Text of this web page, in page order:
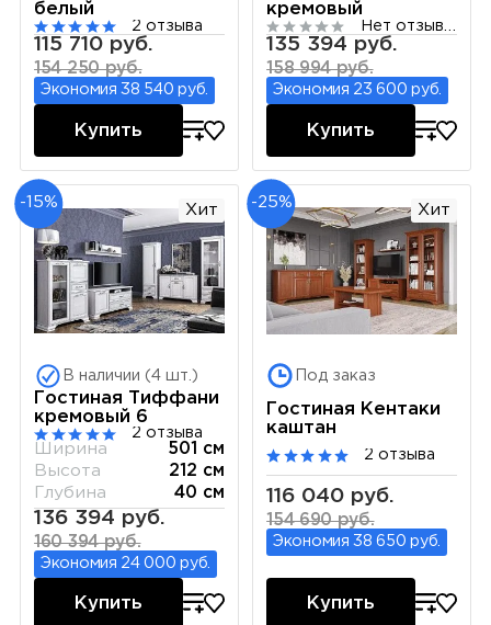
белый
2 отзыва
115 710 руб.
154 250 руб.
Экономия 38 540 руб.
Купить
кремовый
135 394 руб.
158 994 руб.
Экономия 23 600 руб.
Купить
-15% Хит
В наличии (4 шт.)
Гостиная Тиффани
кремовый 6
2 отзыва
Ширина
501 см
Высота
212 см
Глубина
40 см
136 394 руб.
160 394 руб.
Экономия 24 000 руб.
Купить
-25% Хит
Под заказ
Гостиная Кентаки
каштан
2 отзыва
116 040 руб.
154 690 руб.
Экономия 38 650 руб.
Купить